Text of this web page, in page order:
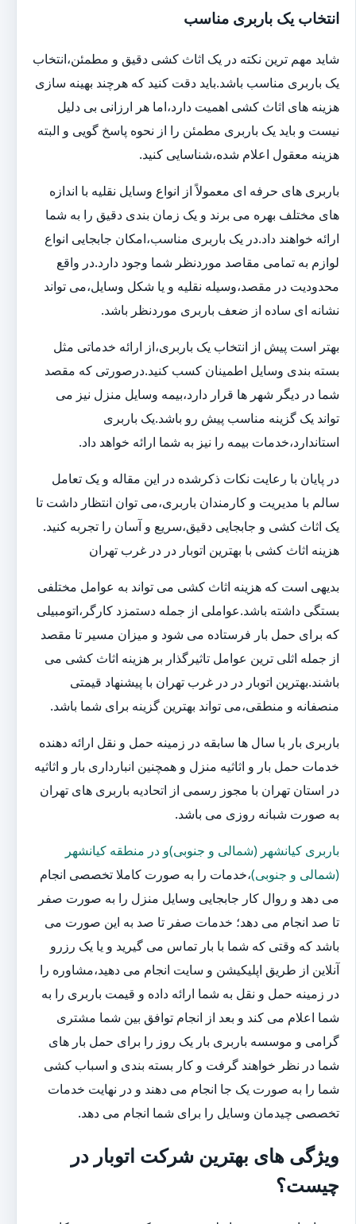
انتخاب یک باربری مناسب
شاید مهم ترین نکته در یک اثاث کشی دقیق و مطمئن،انتخاب
یک باربری مناسب باشد.باید دقت کنید که هرچند بهینه سازی
هزینه های اثاث کشی اهمیت دارد،اما هر ارزانی بی دلیل
نیست و باید یک باربری مطمئن را از نحوه پاسخ گویی و البته
هزینه معقول اعلام شده،شناسایی کنید.
باربری های حرفه ای معمولاً از انواع وسایل نقلیه با اندازه
های مختلف بهره می برند و یک زمان بندی دقیق را به شما
ارائه خواهند داد.در یک باربری مناسب،امکان جابجایی انواع
لوازم به تمامی مقاصد موردنظر شما وجود دارد.در واقع
محدودیت در مقصد،وسیله نقلیه و یا شکل وسایل،می تواند
نشانه ای ساده از ضعف باربری موردنظر باشد.
بهتر است پیش از انتخاب یک باربری،از ارائه خدماتی مثل
بسته بندی وسایل اطمینان کسب کنید.درصورتی که مقصد
شما در دیگر شهر ها قرار دارد،بیمه وسایل منزل نیز می
تواند یک گزینه مناسب پیش رو باشد.یک باربری
استاندارد،خدمات بیمه را نیز به شما ارائه خواهد داد.
در پایان با رعایت نکات ذکرشده در این مقاله و یک تعامل
سالم با مدیریت و کارمندان باربری،می توان انتظار داشت تا
یک اثاث کشی و جابجایی دقیق،سریع و آسان را تجربه کنید.
هزینه اثاث کشی با بهترین اتوبار در در غرب تهران
بدیهی است که هزینه اثاث کشی می تواند به عوامل مختلفی
بستگی داشته باشد.عواملی از جمله دستمزد کارگر،اتومبیلی
که برای حمل بار فرستاده می شود و میزان مسیر تا مقصد
از جمله اثلی ترین عوامل تاثیرگذار بر هزینه اثاث کشی می
باشند.بهترین اتوبار در در غرب تهران با پیشنهاد قیمتی
منصفانه و منطقی،می تواند بهترین گزینه برای شما باشد.
باربری بار با سال ها سابقه در زمینه حمل و نقل ارائه دهنده
خدمات حمل بار و اثاثیه منزل و همچنین انبارداری بار و اثاثیه
در استان تهران با مجوز رسمی از اتحادیه باربری های تهران
به صورت شبانه روزی می باشد.
باربری کیانشهر (شمالی و جنوبی)و در منطقه کیانشهر
(شمالی و جنوبی)،خدمات را به صورت کاملا تخصصی انجام
می دهد و روال کار جابجایی وسایل منزل را به صورت صفر
تا صد انجام می دهد؛ خدمات صفر تا صد به این صورت می
باشد که وقتی که شما با بار تماس می گیرید و یا یک رزرو
آنلاین از طریق اپلیکیشن و سایت انجام می دهید،مشاوره را
در زمینه حمل و نقل به شما ارائه داده و قیمت باربری را به
شما اعلام می کند و بعد از انجام توافق بین شما مشتری
گرامی و موسسه باربری بار یک روز را برای حمل بار های
شما در نظر خواهند گرفت و کار بسته بندی و اسباب کشی
شما را به صورت یک جا انجام می دهند و در نهایت خدمات
تخصصی چیدمان وسایل را برای شما انجام می دهد.
ویژگی های بهترین شرکت اتوبار در
چیست؟